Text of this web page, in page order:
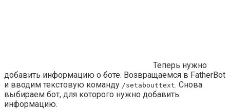
Теперь нужно
добавить информацию о боте. Возвращаемся в FatherBot
и вводим текстовую команду /setabouttext. Снова
выбираем бот, для которого нужно добавить
информацию.